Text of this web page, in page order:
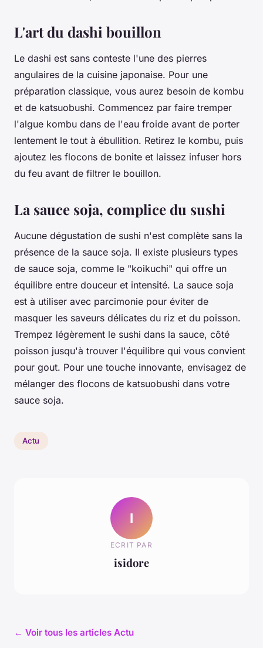
L'art du dashi bouillon
Le dashi est sans conteste l'une des pierres
angulaires de la cuisine japonaise. Pour une
préparation classique, vous aurez besoin de kombu
et de katsuobushi. Commencez par faire tremper
l'algue kombu dans de l'eau froide avant de porter
lentement le tout à ébullition. Retirez le kombu, puis
ajoutez les flocons de bonite et laissez infuser hors
du feu avant de filtrer le bouillon.
La sauce soja, complice du sushi
Aucune dégustation de sushi n'est complète sans la
présence de la sauce soja. Il existe plusieurs types
de sauce soja, comme le "koikuchi" qui offre un
équilibre entre douceur et intensité. La sauce soja
est à utiliser avec parcimonie pour éviter de
masquer les saveurs délicates du riz et du poisson.
Trempez légèrement le sushi dans la sauce, côté
poisson jusqu'à trouver l'équilibre qui vous convient
pour gout. Pour une touche innovante, envisagez de
mélanger des flocons de katsuobushi dans votre
sauce soja.
Actu
I
ECRIT PAR
isidore
← Voir tous les articles Actu